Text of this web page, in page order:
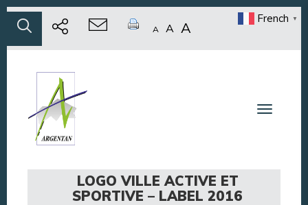
A A A
French ▼
Toggle
LOGO VILLE ACTIVE ET
SPORTIVE – LABEL 2016